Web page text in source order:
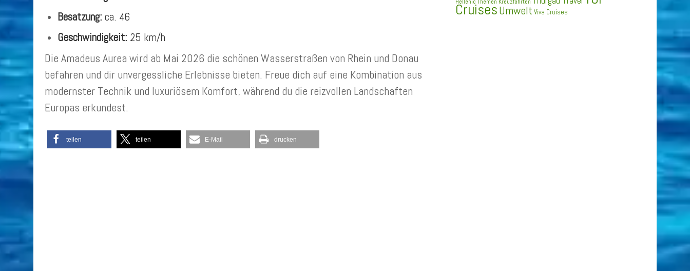
Besatzung: ca. 46
Geschwindigkeit: 25 km/h
Die Amadeus Aurea wird ab Mai 2026 die schönen Wasserstraßen von Rhein und Donau
befahren und dir unvergessliche Erlebnisse bieten. Freue dich auf eine Kombination aus
modernster Technik und luxuriösem Komfort, während du die reizvollen Landschaften
Europas erkundest.
teilen teilen E-Mail drucken
Hellenic Themen Kreuzfahrten
CruisesUmwelt Viva Cruises